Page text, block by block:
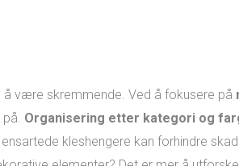
å være skremmende. Ved å fokusere på
Organisering etter kategori og
kleshengere kan forhindre